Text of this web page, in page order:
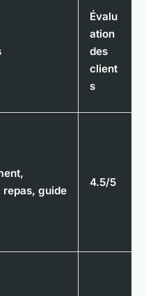
Évalu
ation
des
client
s
guide
4.5/5